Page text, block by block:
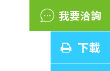
我要洽詢
下載